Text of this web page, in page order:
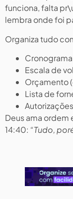
funciona, falta
lembra onde foi
Organiza tudo
Escala de
Orçamento
Lista de
Deus ama ordem
14:40: “Tudo,